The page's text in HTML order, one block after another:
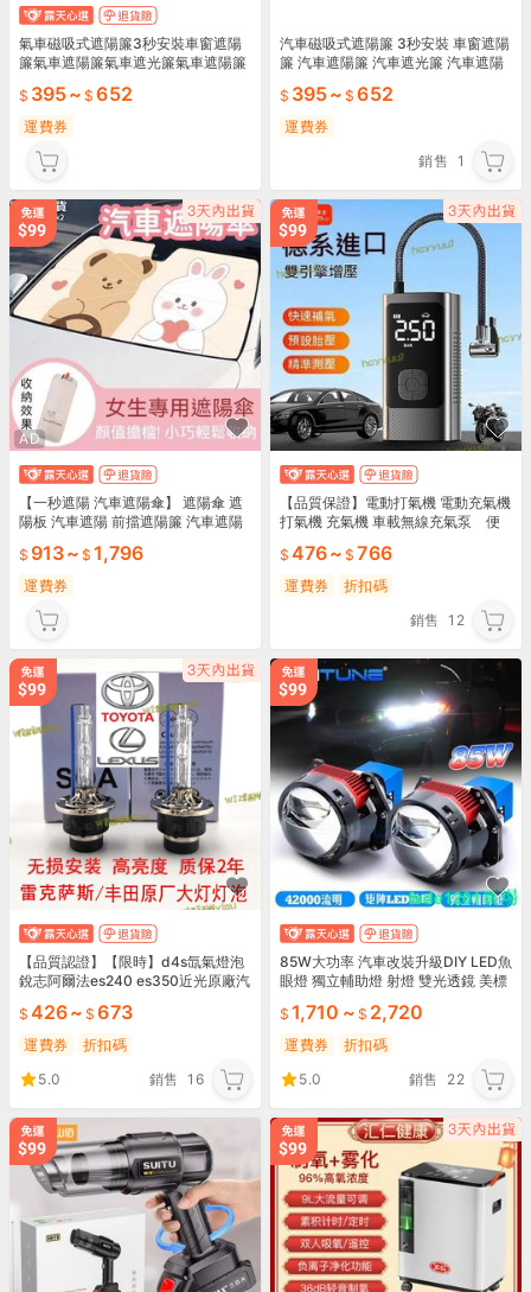
氣車磁吸式遮陽簾3秒安裝車窗遮陽
簾氣車遮陽簾氣車遮光簾氣車遮陽簾
395~ 652
運費券
汽車磁吸式遮陽簾 3秒安裝 車窗遮陽
簾 汽車遮陽簾 汽車遮光簾 汽車遮陽
395~ 652
運費券
銷售 1
AD
【一秒遮陽 汽車遮陽傘】 遮陽傘 遮
陽板 汽車遮陽 前擋遮陽簾 汽車遮陽
遮陽913~ 1,796
運費券
【品質保證】電動打氣機 電動充氣機
打氣機 充氣機 車載無線充氣泵 便
壓打氣
476~ 766
運費券
折扣碼
銷售 12
【品質認證】【限時】d4s氙氣燈泡
銳志阿爾法es240 es350近光原廠汽
426~ 673
運費券
折扣碼
5.0
銷售 16
85W大功率 汽車改裝升級DIY LED魚
眼燈 獨立輔助燈 射燈 雙光透鏡 美標
1,710 ~ 2,720
運費券
折扣碼
5.0
銷售 22